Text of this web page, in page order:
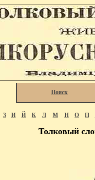
Поиск
З И Й К Л М Н О П
Толковый